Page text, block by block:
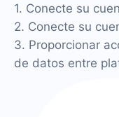
1. Conecte su
2. Conecte su
3. Proporcionar
de datos entre